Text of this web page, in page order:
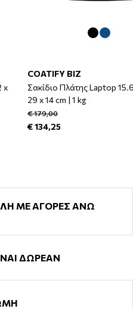
x
COATIFY BIZ
Σακίδιο Πλάτης Laptop
29 x 14 cm | 1 kg
€ 179,00
€ 134,25
ΜΕ ΑΓΟΡΕΣ ΑΝΩ
ΔΩΡΕΑΝ